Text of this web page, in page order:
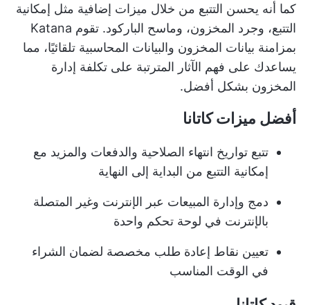
كما أنه يحسن التتبع من خلال ميزات إضافية مثل إمكانية
التتبع، وجرد المخزون، وماسح الباركود. تقوم Katana
بمزامنة بيانات المخزون والبيانات المحاسبية تلقائيًا، مما
يساعدك على فهم الآثار المترتبة على تكلفة إدارة
المخزون بشكل أفضل.
أفضل ميزات كاتانا
تتبع تواريخ انتهاء الصلاحية والدفعات والمزيد مع
إمكانية التتبع من البداية إلى النهاية
دمج وإدارة المبيعات عبر الإنترنت وغير المتصلة
بالإنترنت في لوحة تحكم واحدة
تعيين نقاط إعادة طلب مخصصة لضمان الشراء
في الوقت المناسب